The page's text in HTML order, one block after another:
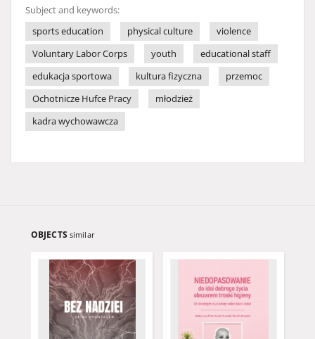
Subject and keywords:
sports education
physical culture
violence
Voluntary Labor Corps
youth
educational staff
edukacja sportowa
kultura fizyczna
przemoc
Ochotnicze Hufce Pracy
młodzież
kadra wychowawcza
OBJECTS similar